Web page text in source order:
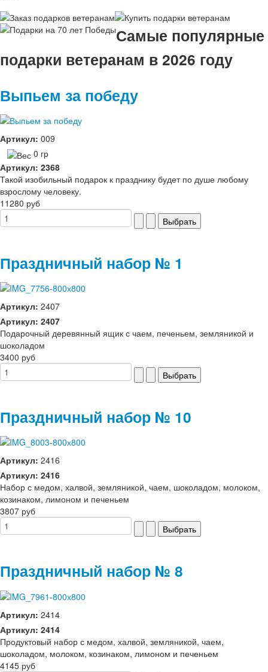
Самые популярные
подарки ветеранам в 2026 году
Выпьем за победу
Артикул: 009
0 гр
Артикул: 2368
Такой изобильный подарок к празднику будет по душе любому
взрослому человеку.
11280 руб
Праздничный набор № 1
Артикул: 2407
Артикул: 2407
Подарочный деревянный ящик с чаем, печеньем, земляникой и
шоколадом
3400 руб
Праздничный набор № 10
Артикул: 2416
Артикул: 2416
Набор с медом, халвой, земляникой, чаем, шоколадом, молоком,
козинаком, лимоном и печеньем
3807 руб
Праздничный набор № 8
Артикул: 2414
Артикул: 2414
Продуктовый набор с медом, халвой, земляникой, чаем,
шоколадом, молоком, козинаком, лимоном и печеньем
4145 руб